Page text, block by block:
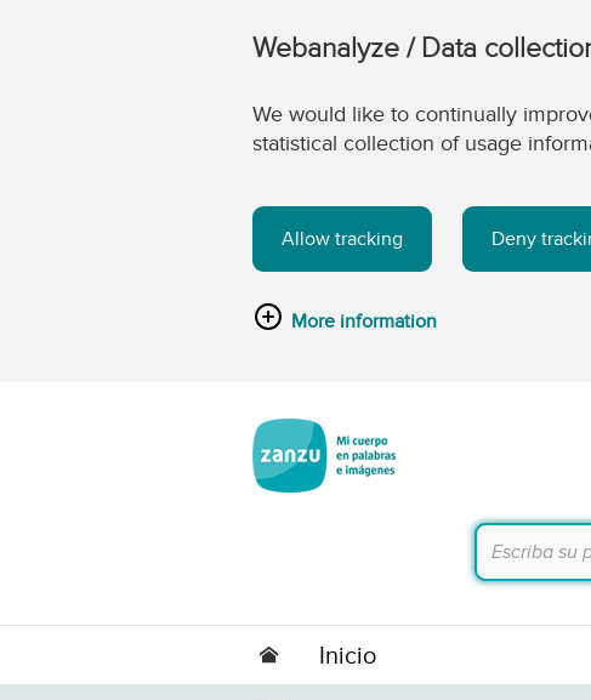
Webanalyze / Data
We would like to continually
statistical collection of usage
Allow tracking Deny
More information
Inicio